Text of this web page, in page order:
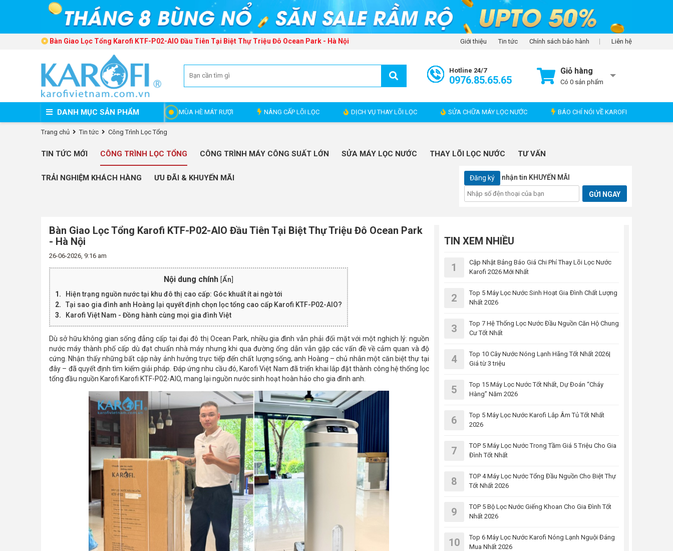
Giới thiệu Tin tức Chính sách bảo hành Liên hệ
Bàn Giao Lọc Tổng Karofi KTF-P02-AIO Đầu Tiên Tại Biệt Thự Triệu Đô Ocean Park - Hà Nội
Hotline 24/7
0976.85.65.65
Giỏ hàng
Có 0 sản phẩm
DANH MỤC SẢN PHẨM MÙA HÈ MÁT RƯỢI NÂNG CẤP LÕI LỌC DỊCH VỤ THAY LÕI LỌC SỬA CHỮA MÁY LỌC NƯỚC BÁO CHÍ NÓI VỀ KAROFI
Trang chủ Tin tức Công Trình Lọc Tổng
TIN TỨC MỚI CÔNG TRÌNH LỌC TỔNG CÔNG TRÌNH MÁY CÔNG SUẤT LỚN SỬA MÁY LỌC NƯỚC THAY LÕI LỌC NƯỚC TƯ VẤN
TRẢI NGHIỆM KHÁCH HÀNG ƯU ĐÃI & KHUYẾN MÃI Đăng ký nhận tin KHUYẾN MÃI
GỬI NGAY
Bàn Giao Lọc Tổng Karofi KTF-P02-AIO Đầu Tiên Tại Biệt Thự Triệu Đô Ocean Park
- Hà Nội
26-06-2026, 9:16 am
Nội dung chính [Ẩn
Hiện trạng nguồn nước tại khu đô thị cao cấp: Góc khuất ít ai ngờ tới
Tại sao gia đình anh Hoàng lại quyết định chọn lọc tổng cao cấp Karofi KTF-P02-AIO?
Karofi Việt Nam - Đồng hành cùng mọi gia đình Việt
Dù sở hữu không gian sống đẳng cấp tại đại đô thị Ocean Park, nhiều gia đình vẫn phải đối mặt với một nghịch lý: nguồn
nước máy thành phố cấp dù đạt chuẩn nhà máy nhưng khi qua đường ống dẫn vẫn gặp các vấn đề về cảm quan và độ
cứng. Nhận thấy những bất cập này ảnh hưởng trực tiếp đến chất lượng sống, anh Hoàng – chủ nhân một căn biệt thự tại
đây – đã quyết định tìm kiếm giải pháp. Đáp ứng nhu cầu đó, Karofi Việt Nam đã triển khai lắp đặt thành công hệ thống lọc
tổng đầu nguồn Karofi Karofi KTF-P02-AIO, mang lại nguồn nước sinh hoạt hoàn hảo cho gia đình anh.
TIN XEM NHIỀU
1
Cập Nhật Bảng Báo Giá Chi Phí Thay Lõi Lọc Nước
Karofi 2026 Mới Nhất
2
Top 5 Máy Lọc Nước Sinh Hoạt Gia Đình Chất Lượng
Nhất 2026
3
Top 7 Hệ Thống Lọc Nước Đầu Nguồn Căn Hộ Chung
Cư Tốt Nhất
4
Top 10 Cây Nước Nóng Lạnh Hãng Tốt Nhất 2026|
Giá từ 3 triệu
5
Top 15 Máy Lọc Nước Tốt Nhất, Dự Đoán “Cháy
Hàng” Năm 2026
6
Top 5 Máy Lọc Nước Karofi Lắp Âm Tủ Tốt Nhất
2026
7
TOP 5 Máy Lọc Nước Trong Tầm Giá 5 Triệu Cho Gia
Đình Tốt Nhất
8
TOP 4 Máy Lọc Nước Tổng Đầu Nguồn Cho Biệt Thự
Tốt Nhất 2026
9
TOP 5 Bộ Lọc Nước Giếng Khoan Cho Gia Đình Tốt
Nhất 2026
10
Top 6 Máy Lọc Nước Karofi Nóng Lạnh Nguội Đáng
Mua Nhất 2026